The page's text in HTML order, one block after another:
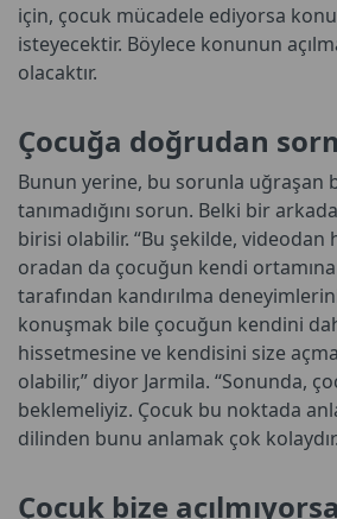
için, çocuk mücadele ediyorsa
isteyecektir. Böylece konunun
olacaktır.
Çocuğa doğrudan
Bunun yerine, bu sorunla uğraşan
tanımadığını sorun. Belki bir
birisi olabilir. “Bu şekilde, videodan
oradan da çocuğun kendi
tarafından kandırılma
konuşmak bile çocuğun kendini
hissetmesine ve kendisini size
olabilir,” diyor Jarmila. “Sonunda,
beklemeliyiz. Çocuk bu noktada
dilinden bunu anlamak çok
Çocuk bize